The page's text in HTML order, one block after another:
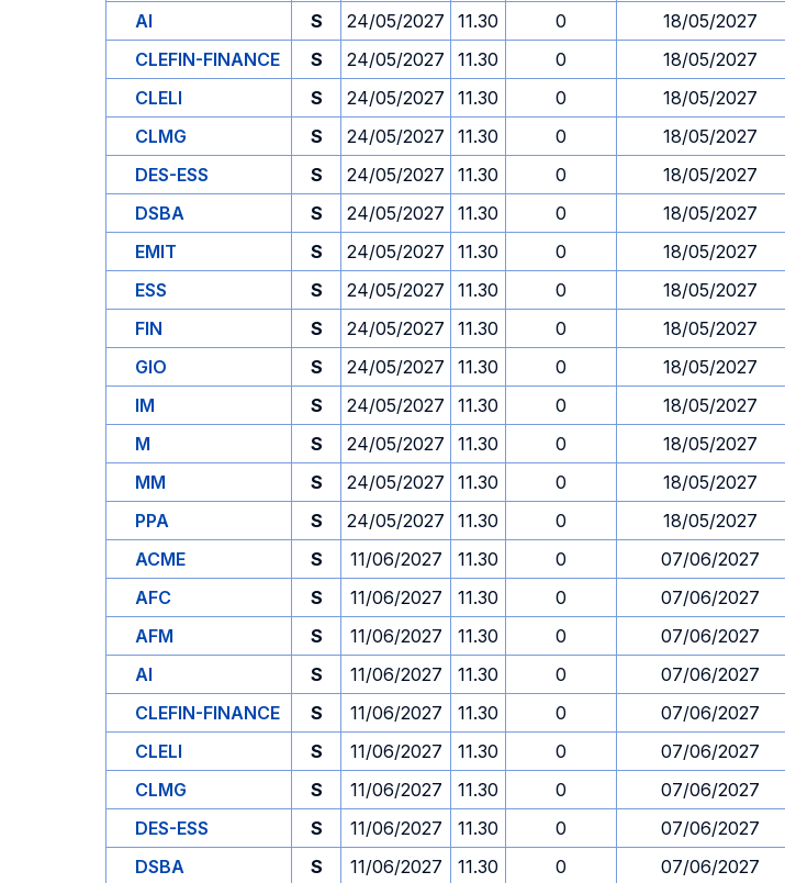
AI
S 24/05/2027 11.30 0
18/05/2027
CLEFIN-FINANCE
S 24/05/2027 11.30 0
18/05/2027
CLELI
S 24/05/2027 11.30 0
18/05/2027
CLMG
S 24/05/2027 11.30 0
18/05/2027
DES-ESS
S 24/05/2027 11.30 0
18/05/2027
DSBA
S 24/05/2027 11.30 0
18/05/2027
EMIT
S 24/05/2027 11.30 0
18/05/2027
ESS
S 24/05/2027 11.30 0
18/05/2027
FIN
S 24/05/2027 11.30 0
18/05/2027
GIO
S 24/05/2027 11.30 0
18/05/2027
IM
S 24/05/2027 11.30 0
18/05/2027
M
S 24/05/2027 11.30 0
18/05/2027
MM
S 24/05/2027 11.30 0
18/05/2027
PPA
S 24/05/2027 11.30 0
18/05/2027
ACME
S 11/06/2027 11.30 0
07/06/2027
AFC
S 11/06/2027 11.30 0
07/06/2027
AFM
S 11/06/2027 11.30 0
07/06/2027
AI
S 11/06/2027 11.30 0
07/06/2027
CLEFIN-FINANCE
S 11/06/2027 11.30 0
07/06/2027
CLELI
S 11/06/2027 11.30 0
07/06/2027
CLMG
S 11/06/2027 11.30 0
07/06/2027
DES-ESS
S 11/06/2027 11.30 0
07/06/2027
DSBA
S 11/06/2027 11.30 0
07/06/2027